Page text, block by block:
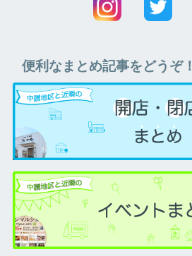
便利なまとめ記事をどうぞ！